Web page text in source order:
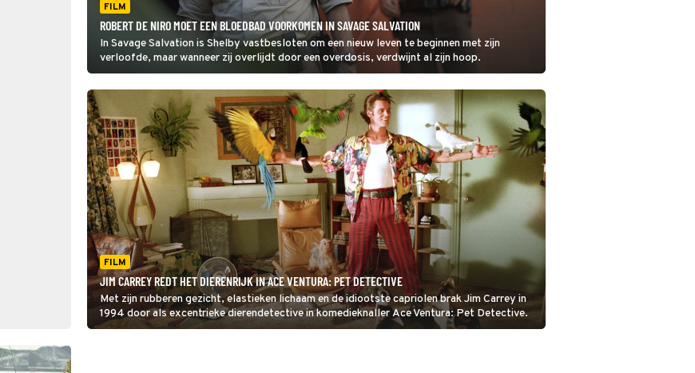
FILM
ROBERT DE NIRO MOET EEN BLOEDBAD VOORKOMEN IN SAVAGE SALVATION
In Savage Salvation is Shelby vastbesloten om een nieuw leven te beginnen met zijn
verloofde, maar wanneer zij overlijdt door een overdosis, verdwijnt al zijn hoop.
FILM
JIM CARREY REDT HET DIERENRIJK IN ACE VENTURA: PET DETECTIVE
Met zijn rubberen gezicht, elastieken lichaam en de idiootste capriolen brak Jim Carrey in
1994 door als excentrieke dierendetective in komedieknaller Ace Ventura: Pet Detective.